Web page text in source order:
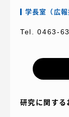
学長室（広報
Tel. 0463-
研究に関する